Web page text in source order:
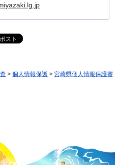
> 個人情報保護 > 宮崎県個人情報保護審